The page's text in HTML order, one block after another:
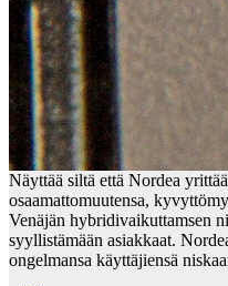
Näyttää siltä että Nordea
osaamattomuutensa,
Venäjän hybridivaikuttamsen
syyllistämään asiakkaat.
ongelmansa käyttäjiensä